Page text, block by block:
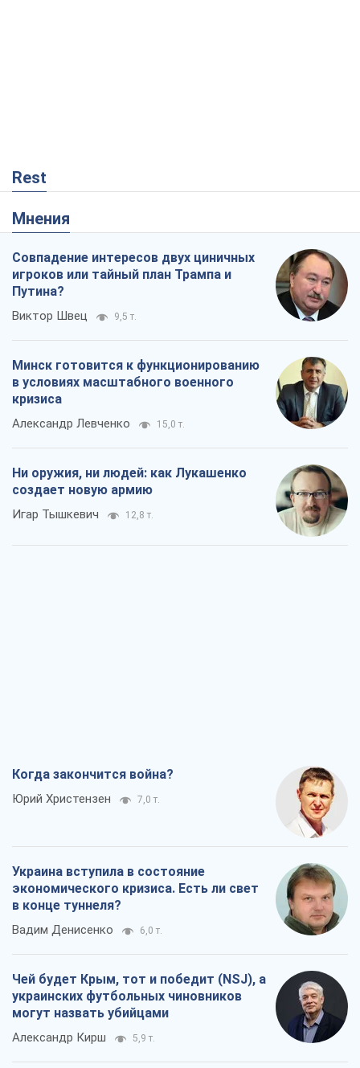
Rest
Мнения
Совпадение интересов двух циничных
игроков или тайный план Трампа и
Путина?
Виктор Швец 9,5 т.
Минск готовится к функционированию
в условиях масштабного военного
кризиса
Александр Левченко 15,0 т.
Ни оружия, ни людей: как Лукашенко
создает новую армию
Игар Тышкевич 12,8 т.
Когда закончится война?
Юрий Христензен 7,0 т.
Украина вступила в состояние
экономического кризиса. Есть ли свет
в конце туннеля?
Вадим Денисенко 6,0 т.
Чей будет Крым, тот и победит (NSJ), а
украинских футбольных чиновников
могут назвать убийцами
Александр Кирш 5,9 т.